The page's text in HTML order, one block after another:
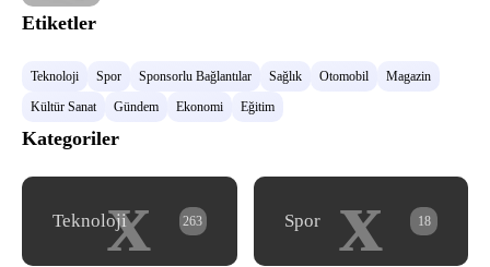
Etiketler
Teknoloji Spor Sponsorlu Bağlantılar Sağlık Otomobil
Magazin
Kültür Sanat
Gündem Ekonomi Eğitim
Kategoriler
x
Teknoloji 263 x
Spor 18